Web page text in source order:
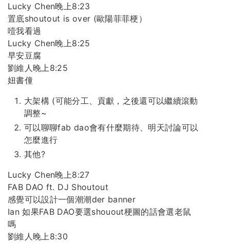
Lucky Chen晚上8:23
置底shoutout is over (歐陽菲菲梗）
噎我看過
Lucky Chen晚上8:25
早安豆腐
劉維人晚上8:25
妞書僮
大架構 (可能分工、貢獻，之後還可以繼續滾動
調整~
可以聊聊fab dao會有什麼期待、明天討論可以
怎麼進行
其他?
Lucky Chen晚上8:27
FAB DAO ft. DJ Shoutout
感覺可以設計一個潮潮der banner
Ian 如果FAB DAO要選shouout梗圖的話會選老鼠
嗎
劉維人晚上8:30